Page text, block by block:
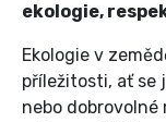
ekologie,
Ekologie v
příležitosti, ať se
nebo